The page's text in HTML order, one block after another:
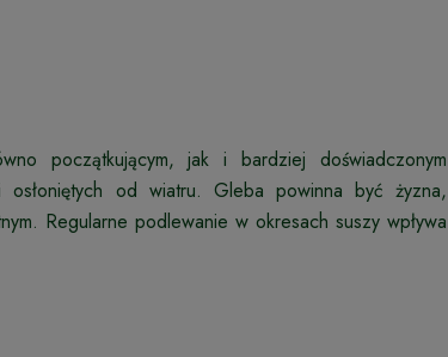
początkującym, jak i bardziej doświadczonym
osłoniętych od wiatru. Gleba powinna być żyzna,
Regularne podlewanie w okresach suszy wpływa